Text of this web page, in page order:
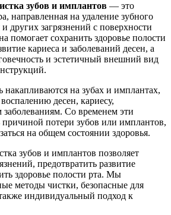
зубов и имплантов — это
направленная на удаление зубного
других загрязнений с поверхности
помогает сохранить здоровье полости
кариеса и заболеваний десен, а
и эстетичный внешний вид
накапливаются на зубах и имплантах,
десен, кариесу,
Со временем эти
причиной потери зубов или имплантов,
на общем состоянии здоровья.
зубов и имплантов позволяет
предотвратить развитие
здоровье полости рта. Мы
методы чистки, безопасные для
индивидуальный подход к